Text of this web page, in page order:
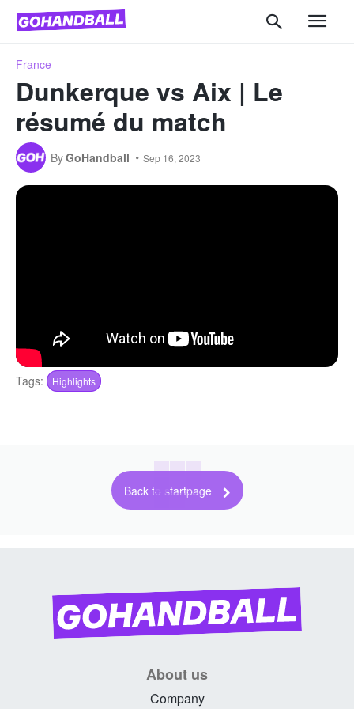
France
Dunkerque vs Aix | Le
résumé du match
ByGoHandball Sep 16, 2023
Tags: Highlights
Back to startpage
About us
Company